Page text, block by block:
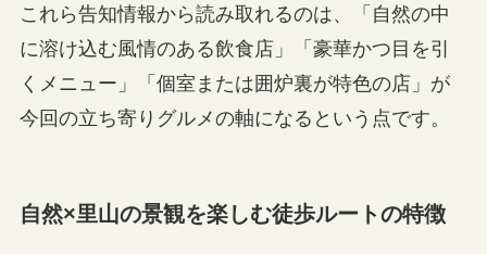
これら告知情報から読み取れるのは、「自然の中
に溶け込む風情のある飲食店」「豪華かつ目を引
くメニュー」「個室または囲炉裏が特色の店」が
今回の立ち寄りグルメの軸になるという点です。
自然×里山の景観を楽しむ徒歩ルートの特徴